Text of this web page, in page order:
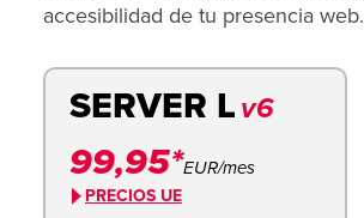
accesibilidad de tu presencia web.
SERVER L v6
99,95*EUR/mes
PRECIOS UE